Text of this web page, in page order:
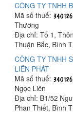
CÔNG TY TNHH
Mã số thuế:
Thương
Địa chỉ: Tổ 1,
Thuận Bắc, Bình
CÔNG TY TNHH
LIÊN PHÁT
Mã số thuế:
Ngọc Liên
Địa chỉ: B1/52
Phan Thiết, Bình